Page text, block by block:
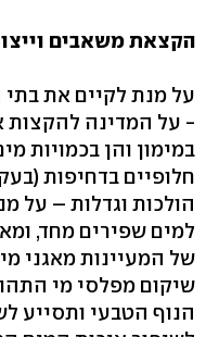
הקצאת משאבים
על מנת לקיים את
- על המדינה להקצות
במימון והן בכמויות
חלופיים בדחיפות
הולכות וגדלות – על
למים שפירים מחד,
של המעיינות מאגני
שיקום מפלסי מי
הנוף הטבעי ותסייע